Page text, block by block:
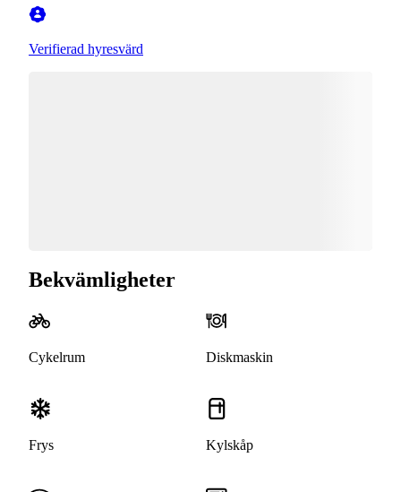
Verifierad hyresvärd
Bekvämligheter
Cykelrum Diskmaskin
Frys Kylskåp